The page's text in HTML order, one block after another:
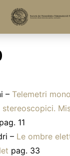
– Telemetri
pag. 11
– Le ombre
pag. 33